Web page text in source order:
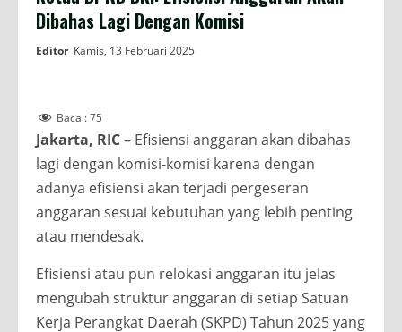
Dibahas Lagi Dengan Komisi
Editor Kamis, 13 Februari 2025
Baca :75
Jakarta, RIC– Efisiensi anggaran akan dibahas
lagi dengan komisi-komisi karena dengan
adanya efisiensi akan terjadi pergeseran
anggaran sesuai kebutuhan yang lebih penting
atau mendesak.
Efisiensi atau pun relokasi anggaran itu jelas
mengubah struktur anggaran di setiap Satuan
Kerja Perangkat Daerah (SKPD) Tahun 2025 yang